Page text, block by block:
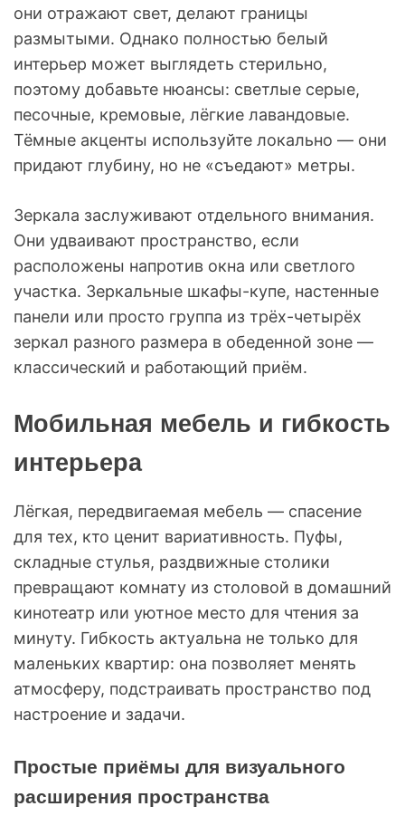
они отражают свет, делают границы
размытыми. Однако полностью белый
интерьер может выглядеть стерильно,
поэтому добавьте нюансы: светлые серые,
песочные, кремовые, лёгкие лавандовые.
Тёмные акценты используйте локально — они
придают глубину, но не «съедают» метры.
Зеркала заслуживают отдельного внимания.
Они удваивают пространство, если
расположены напротив окна или светлого
участка. Зеркальные шкафы-купе, настенные
панели или просто группа из трёх-четырёх
зеркал разного размера в обеденной зоне —
классический и работающий приём.
Мобильная мебель и гибкость
интерьера
Лёгкая, передвигаемая мебель — спасение
для тех, кто ценит вариативность. Пуфы,
складные стулья, раздвижные столики
превращают комнату из столовой в домашний
кинотеатр или уютное место для чтения за
минуту. Гибкость актуальна не только для
маленьких квартир: она позволяет менять
атмосферу, подстраивать пространство под
настроение и задачи.
Простые приёмы для визуального
расширения пространства